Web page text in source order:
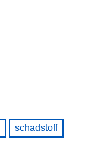
schadstoff